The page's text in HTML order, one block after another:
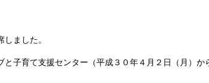
ました。
子育て支援センター（平成３０年４月２日（月）か